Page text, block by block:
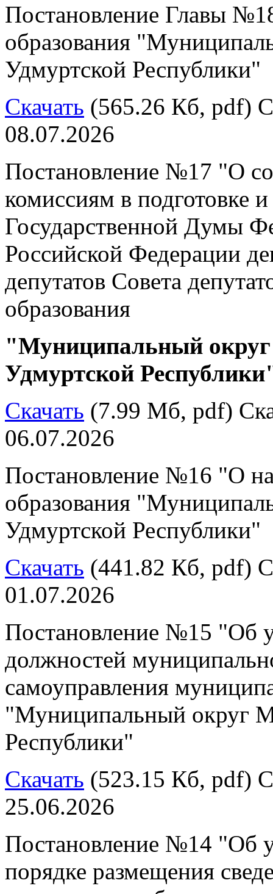
Постановление Главы
образования
Удмуртской Республики"
Скачать (565.26 Кб, pdf)
08.07.2026
Постановление №17 "О
комиссиям в подготовке
Государственной Думы
Российской Федерации
депутатов Совета
образования
"Муниципальный
Удмуртской
Скачать (7.99 Мб, pdf)
06.07.2026
Постановление №16 "О
образования
Удмуртской Республики"
Скачать (441.82 Кб, pdf)
01.07.2026
Постановление №15 "Об
должностей
самоуправления
"Муниципальный округ
Республики"
Скачать (523.15 Кб, pdf)
25.06.2026
Постановление №14 "Об
порядке размещения